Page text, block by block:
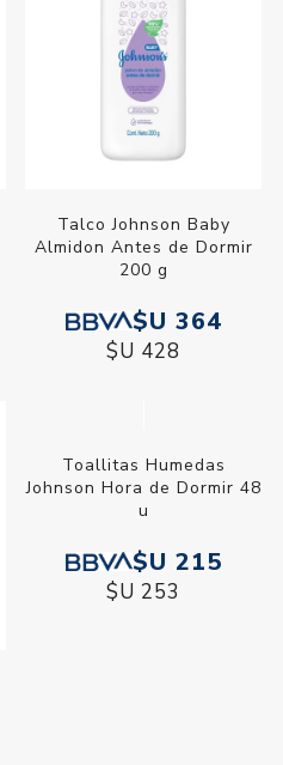
Talco Johnson Baby
Almidon Antes de Dormir
200 g
$U 364
$U 428